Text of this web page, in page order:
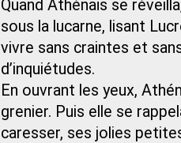
Quand Athénaïs se
sous la lucarne, lisant
vivre sans craintes et
d’inquiétudes.
En ouvrant les yeux,
grenier. Puis elle se
caresser, ses jolies